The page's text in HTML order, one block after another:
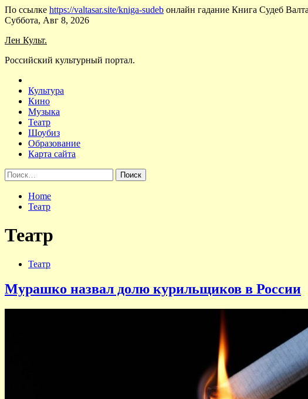
По ссылке https://valtasar.site/kniga-sudeb онлайн гадание Книга Судеб
Skip
content
Суббота, Авг 8, 2026
Лен Культ.
Российский культурный портал.
Культура
Кино
Музыка
Театр
Шоубиз
Образование
Карта сайта
Найти:
Home
Театр
Театр
Театр
Мурашко назвал долю курильщиков в России